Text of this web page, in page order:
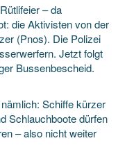
– da
die Aktivisten von der
(Pnos). Die Polizei
Jetzt folgt
Bussenbescheid.
Schiffe kürzer
Schlauchboote dürfen
– also nicht weiter